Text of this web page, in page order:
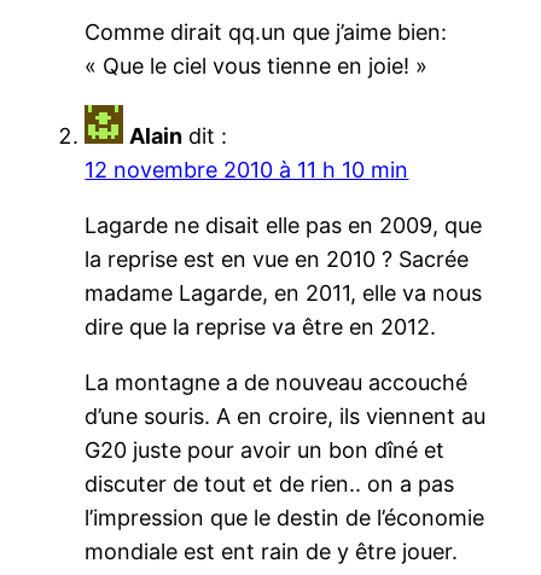
Comme dirait qq.un que j’aime bien:
« Que le ciel vous tienne en joie! »
Alain dit :
12 novembre 2010 à 11 h 10 min
Lagarde ne disait elle pas en 2009, que
la reprise est en vue en 2010 ? Sacrée
madame Lagarde, en 2011, elle va nous
dire que la reprise va être en 2012.
La montagne a de nouveau accouché
d’une souris. A en croire, ils viennent au
G20 juste pour avoir un bon dîné et
discuter de tout et de rien.. on a pas
l’impression que le destin de l’économie
mondiale est ent rain de y être jouer.